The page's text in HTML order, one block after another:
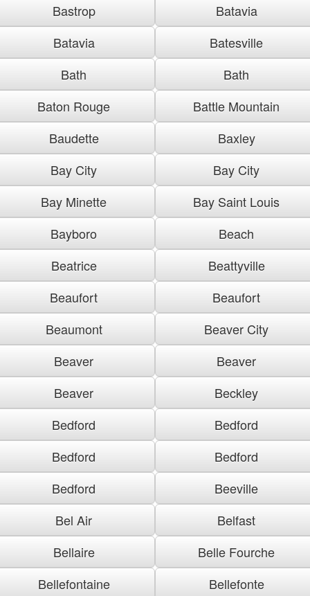
Bastrop
Batavia
Batavia
Batesville
Bath
Bath
Baton Rouge
Battle Mountain
Baudette
Baxley
Bay City
Bay City
Bay Minette
Bay Saint Louis
Bayboro
Beach
Beatrice
Beattyville
Beaufort
Beaufort
Beaumont
Beaver City
Beaver
Beaver
Beaver
Beckley
Bedford
Bedford
Bedford
Bedford
Bedford
Beeville
Bel Air
Belfast
Bellaire
Belle Fourche
Bellefontaine
Bellefonte